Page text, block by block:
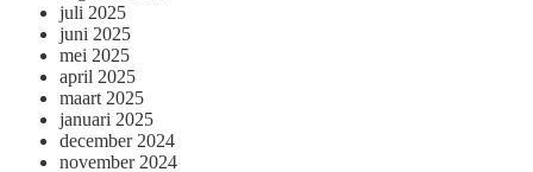
juli 2025
juni 2025
mei 2025
april 2025
maart 2025
januari 2025
december 2024
november 2024